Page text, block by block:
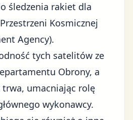
śledzenia rakiet dla
Kosmicznej
Agency).
tych satelitów ze
Obrony, a
umacniając rolę
wykonawcy.